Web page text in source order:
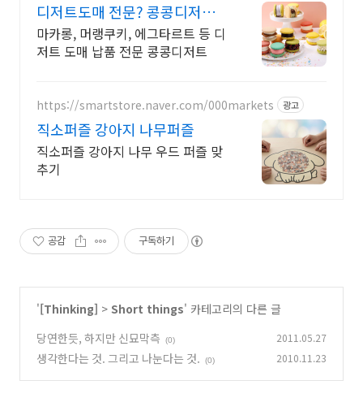
디저트도매 전문? 콩콩디저트
대량 주문 및 도매 납품
마카롱, 머랭쿠키, 에그타르트 등 디
저트 도매 납품 전문 콩콩디저트
https://smartstore.naver.com/000markets 광고
직소퍼즐 강아지 나무퍼즐
직소퍼즐 강아지 나무 우드 퍼즐 맞
추기
공감 구독하기
'[Thinking] > Short things' 카테고리의 다른 글
당연한듯, 하지만 신묘막측
(0) 2011.05.27
생각한다는 것. 그리고 나눈다는 것. (0) 2010.11.23